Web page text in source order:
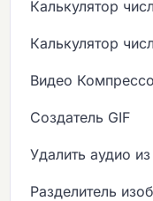
Калькулятор
Калькулятор
Видео
Создатель GIF
Удалить аудио
Разделитель